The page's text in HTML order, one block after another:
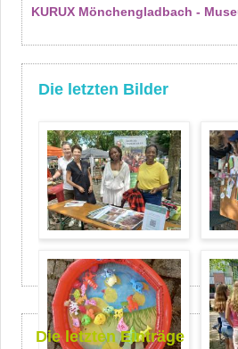
KURUX Mönchengladbach -
Die letzten Bilder
Die letzten Einträge